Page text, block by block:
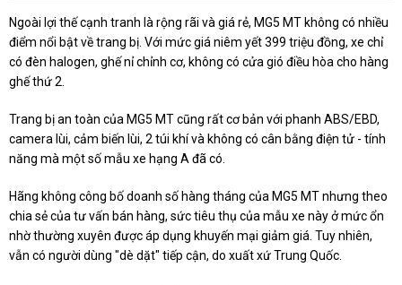
Ngoài lợi thế cạnh tranh là rộng rãi và giá rẻ, MG5 MT không có nhiều
điểm nổi bật về trang bị. Với mức giá niêm yết 399 triệu đồng, xe chỉ
có đèn halogen, ghế nỉ chỉnh cơ, không có cửa gió điều hòa cho hàng
ghế thứ 2.
Trang bị an toàn của MG5 MT cũng rất cơ bản với phanh ABS/EBD,
camera lùi, cảm biến lùi, 2 túi khí và không có cân bằng điện tử - tính
năng mà một số mẫu xe hạng A đã có.
Hãng không công bố doanh số hàng tháng của MG5 MT nhưng theo
chia sẻ của tư vấn bán hàng, sức tiêu thụ của mẫu xe này ở mức ổn
nhờ thường xuyên được áp dụng khuyến mại giảm giá. Tuy nhiên,
vẫn có người dùng "dè dặt" tiếp cận, do xuất xứ Trung Quốc.